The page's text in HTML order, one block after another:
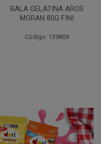
BALA GELATINA AROS
MORAN 80G FINI
Código: 139809